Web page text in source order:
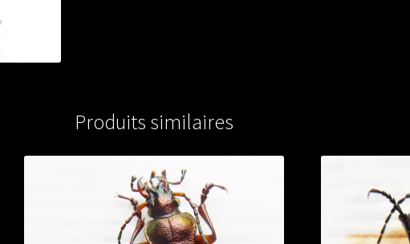
Produits similaires